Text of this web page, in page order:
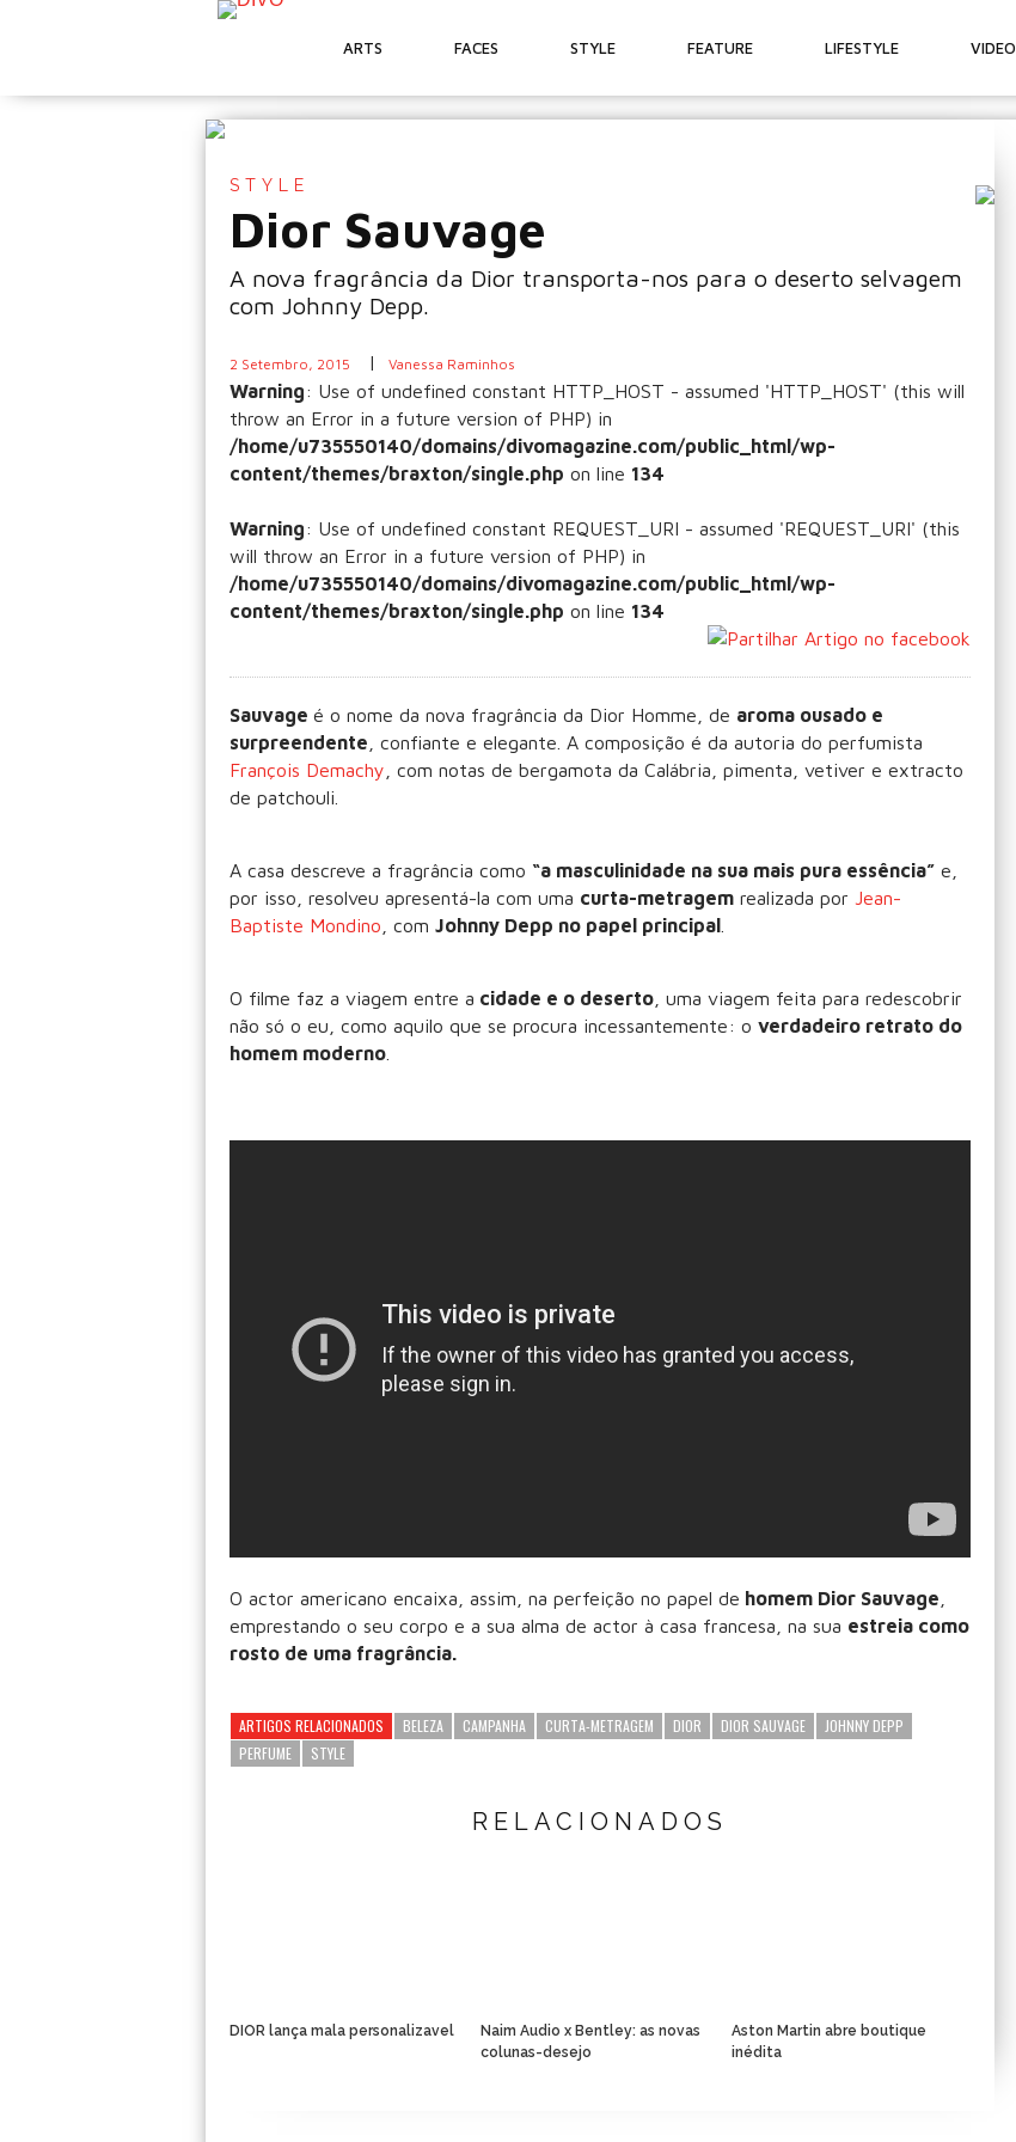
ARTS FACES STYLE FEATURE LIFESTYLE VIDEO
STYLE
Dior Sauvage
A nova fragrância da Dior transporta-nos para o deserto selvagem
com Johnny Depp.
2 Setembro, 2015 | Vanessa Raminhos
Warning: Use of undefined constant HTTP_HOST - assumed 'HTTP_HOST' (this will
throw an Error in a future version of PHP) in
/home/u735550140/domains/divomagazine.com/public_html/wp-
content/themes/braxton/single.php on line 134
Warning: Use of undefined constant REQUEST_URI - assumed 'REQUEST_URI' (this
will throw an Error in a future version of PHP) in
/home/u735550140/domains/divomagazine.com/public_html/wp-
content/themes/braxton/single.php on line 134
Sauvage é o nome da nova fragrância da Dior Homme, de aroma ousado e
surpreendente , confiante e elegante. A composição é da autoria do perfumista
François Demachy , com notas de bergamota da Calábria, pimenta, vetiver e extracto
de patchouli.
A casa descreve a fragrância como “a masculinidade na sua mais pura essência” e,
por isso, resolveu apresentá-la com uma curta-metragem realizada por Jean-
Baptiste Mondino , com Johnny Depp no papel principal
O filme faz a viagem entre a cidade e o deserto , uma viagem feita para redescobrir
não só o eu, como aquilo que se procura incessantemente: o verdadeiro retrato do
homem moderno
O actor americano encaixa, assim, na perfeição no papel de homem Dior Sauvage
emprestando o seu corpo e a sua alma de actor à casa francesa, na sua estreia como
rosto de uma fragrância.
ARTIGOS RELACIONADOS BELEZA CAMPANHA CURTA-METRAGEM DIOR DIOR SAUVAGE
JOHNNY DEPP
PERFUME
STYLE
RELACIONADOS
DIOR lança mala personalizavel
Naim Audio x Bentley: as novas
colunas-desejo
Aston Martin abre boutique
inédita